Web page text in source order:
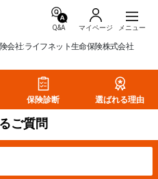
Q&A マイページ
会社:ライフネット生命保険株式会社
保険診断 選ばれる理由
ご質問